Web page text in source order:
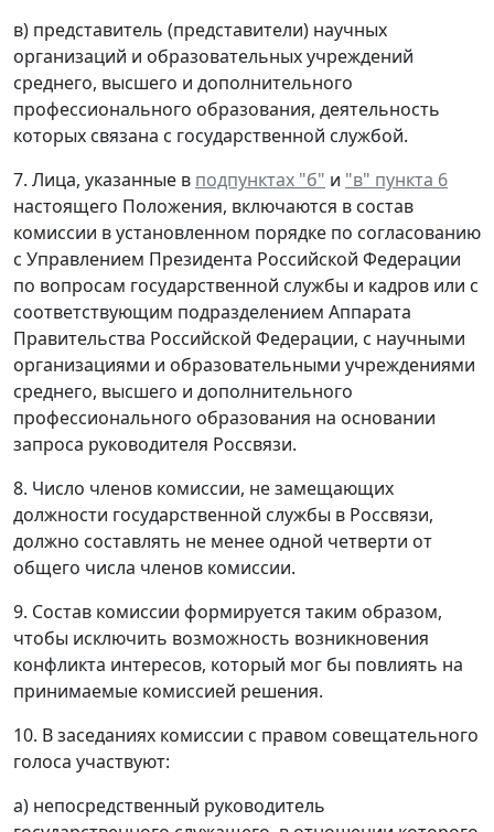
в) представитель (представители) научных
организаций и образовательных учреждений
среднего, высшего и дополнительного
профессионального образования, деятельность
которых связана с государственной службой.
7. Лица, указанные в подпунктах "б" и "в" пункта 6
настоящего Положения, включаются в состав
комиссии в установленном порядке по согласованию
с Управлением Президента Российской Федерации
по вопросам государственной службы и кадров или с
соответствующим подразделением Аппарата
Правительства Российской Федерации, с научными
организациями и образовательными учреждениями
среднего, высшего и дополнительного
профессионального образования на основании
запроса руководителя Россвязи.
8. Число членов комиссии, не замещающих
должности государственной службы в Россвязи,
должно составлять не менее одной четверти от
общего числа членов комиссии.
9. Состав комиссии формируется таким образом,
чтобы исключить возможность возникновения
конфликта интересов, который мог бы повлиять на
принимаемые комиссией решения.
10. В заседаниях комиссии с правом совещательного
голоса участвуют:
а) непосредственный руководитель